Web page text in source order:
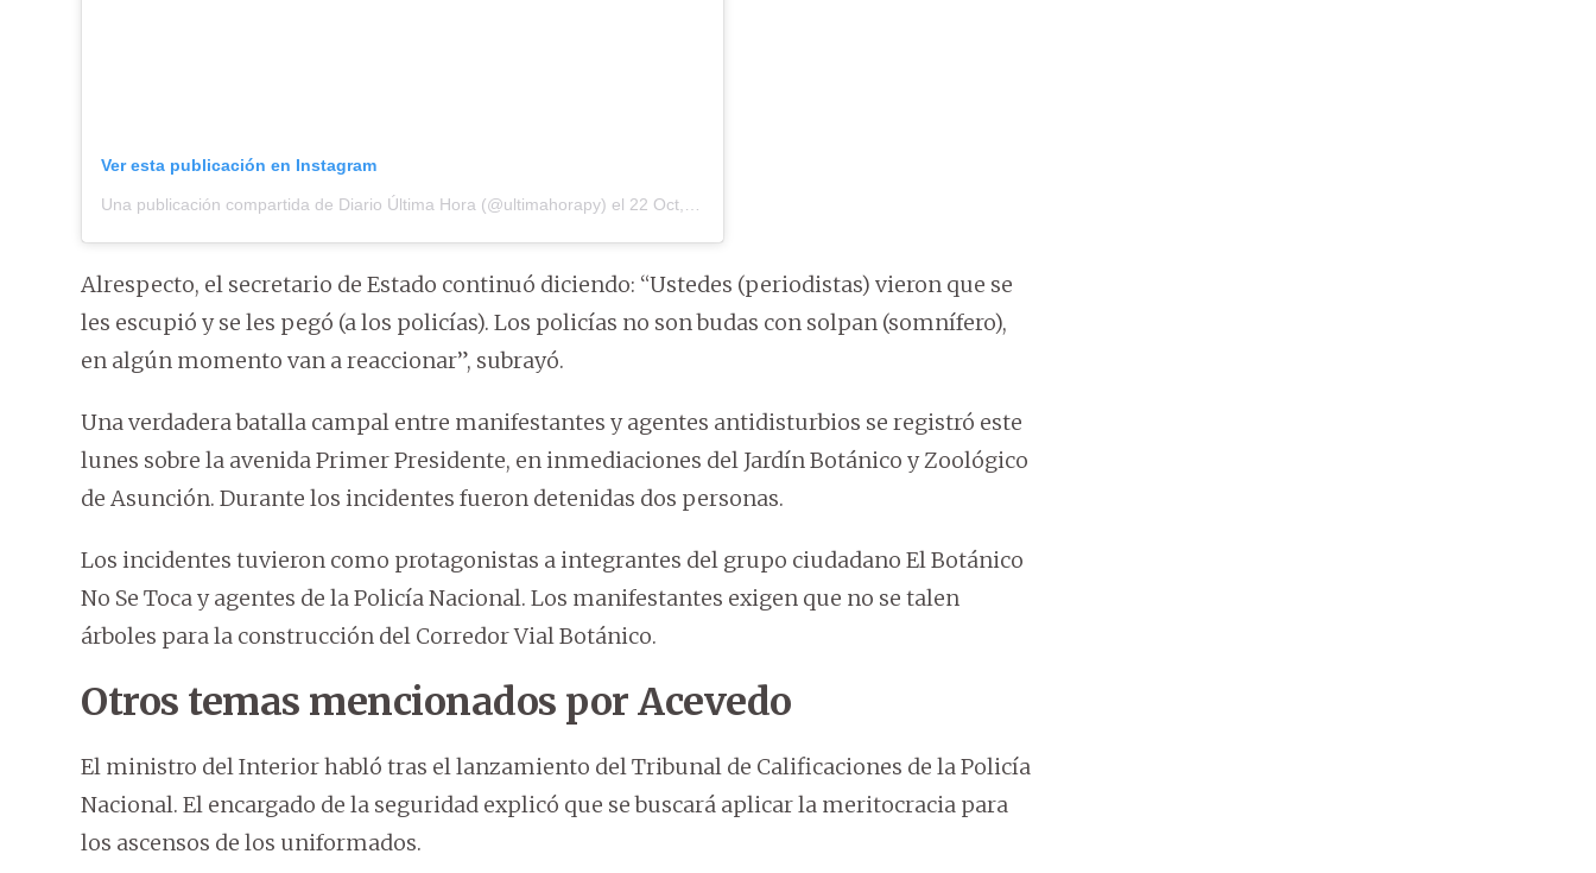
Ver esta publicación en Instagram
Una publicación compartida de Diario Última Hora (@ultimahorapy) el 22 Oct, 2019 a las 7:33 PDT
Alrespecto, el secretario de Estado continuó diciendo: “Ustedes (periodistas) vieron que se
les escupió y se les pegó (a los policías). Los policías no son budas con solpan (somnífero),
en algún momento van a reaccionar”, subrayó.
Una verdadera batalla campal entre manifestantes y agentes antidisturbios se registró este
lunes sobre la avenida Primer Presidente, en inmediaciones del Jardín Botánico y Zoológico
de Asunción. Durante los incidentes fueron detenidas dos personas.
Los incidentes tuvieron como protagonistas a integrantes del grupo ciudadano El Botánico
No Se Toca y agentes de la Policía Nacional. Los manifestantes exigen que no se talen
árboles para la construcción del Corredor Vial Botánico.
Otros temas mencionados por Acevedo
El ministro del Interior habló tras el lanzamiento del Tribunal de Calificaciones de la Policía
Nacional. El encargado de la seguridad explicó que se buscará aplicar la meritocracia para
los ascensos de los uniformados.